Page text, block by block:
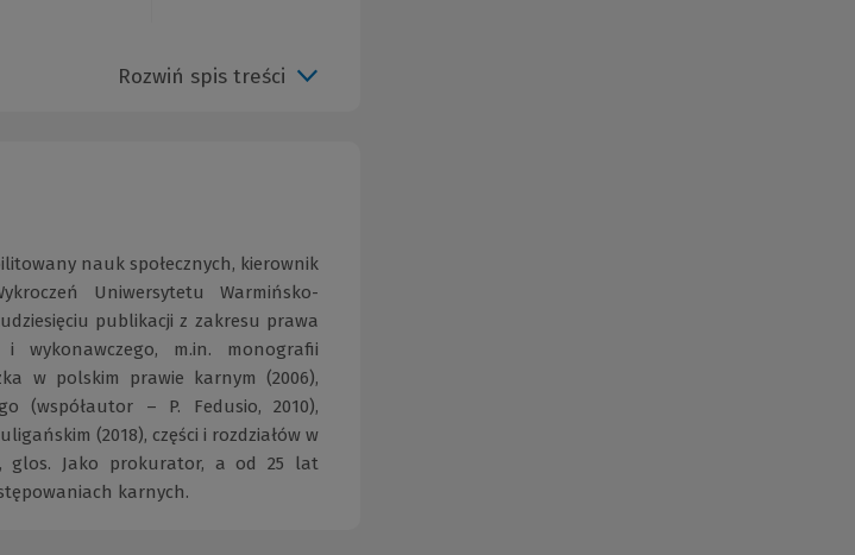
Rozwiń spis treści
nauk społecznych, kierownik
Uniwersytetu Warmińsko-
publikacji z zakresu prawa
wykonawczego, m.in. monografii
w polskim prawie karnym (2006),
(współautor – P. Fedusio, 2010),
(2018), części i rozdziałów w
glos. Jako prokurator, a od 25 lat
karnych.